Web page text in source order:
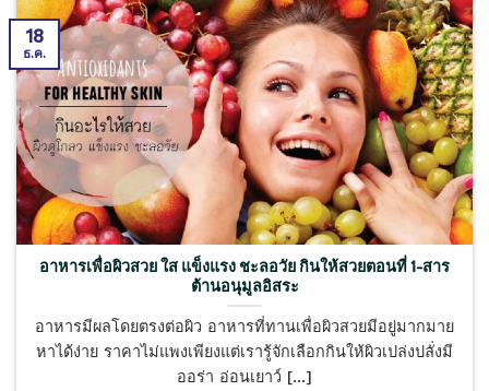
อาหารเพื่อผิวสวย ใส แข็งแรง ชะลอวัย กินให้สวยตอนที่ 1-สาร
ต้านอนุมูลอิสระ
อาหารมีผลโดยตรงต่อผิว อาหารที่ทานเพื่อผิวสวยมีอยู่มากมาย
หาได้ง่าย ราคาไม่แพงเพียงแต่เรารู้จักเลือกกินให้ผิวเปล่งปลั่งมี
ออร่า อ่อนเยาว์ [...]
18
ธ.ค.